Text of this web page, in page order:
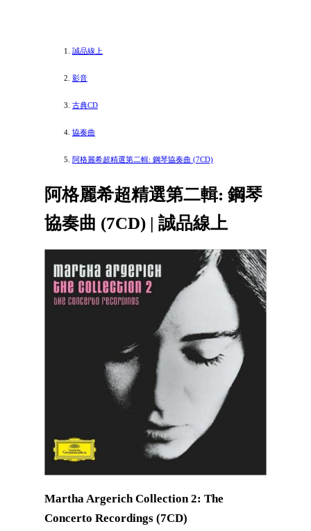
誠品線上
影音
古典CD
協奏曲
阿格麗希超精選第二輯: 鋼琴協奏曲 (7CD)
阿格麗希超精選第二輯: 鋼琴
協奏曲 (7CD) | 誠品線上
Martha Argerich Collection 2: The
Concerto Recordings (7CD)